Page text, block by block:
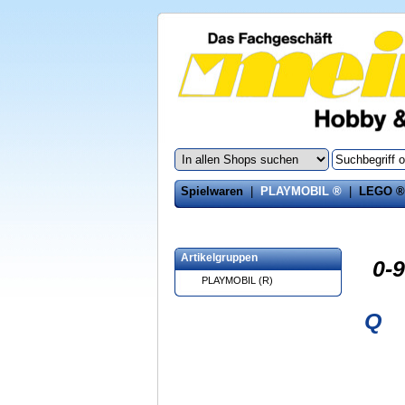
Spielwaren|PLAYMOBIL ®|LEGO ®
Artikelgruppen
PLAYMOBIL (R) 0-9
Q